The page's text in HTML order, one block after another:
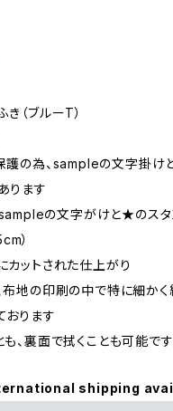
（ブルーT）
護の為、sampleの文字掛け
ります
の文字がけと★のスタ
）
カットされた仕上がり
布地の印刷の中で特に細かく
おります
、裏面で拭くことも可能です
shipping